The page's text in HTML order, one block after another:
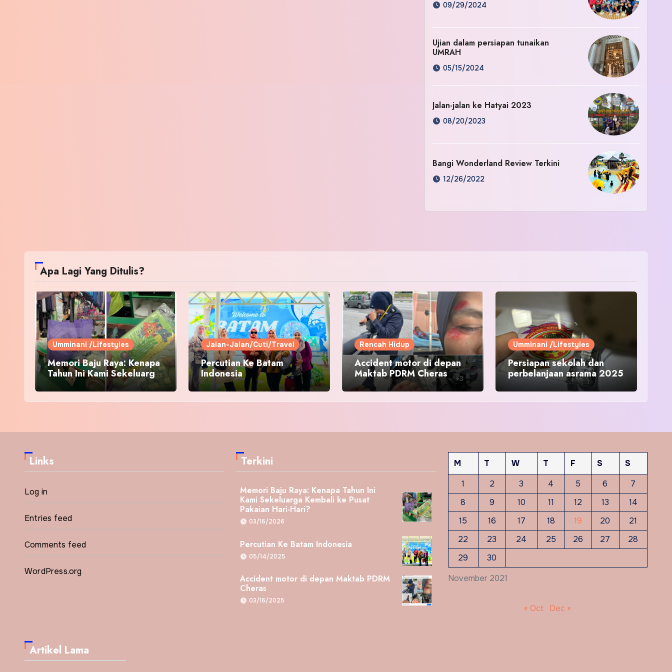
09/29/2024
Ujian dalam persiapan tunaikan
UMRAH
05/15/2024
Jalan-jalan ke Hatyai 2023
08/20/2023
Bangi Wonderland Review Terkini
12/26/2022
Apa Lagi Yang Ditulis?
Umminani /Lifestyles
Memori Baju Raya: Kenapa
Tahun Ini Kami Sekeluarga
Kembali ke Pusat Pakaian
Hari-Hari?
Jalan-Jalan/Cuti/Travel
Percutian Ke Batam
Indonesia
Rencah Hidup
Accident motor di depan
Maktab PDRM Cheras
Umminani /Lifestyles
Persiapan sekolah dan
perbelanjaan asrama 2025
Links
Log in
Entries feed
Comments feed
WordPress.org
Terkini
Memori Baju Raya: Kenapa Tahun Ini
Kami Sekeluarga Kembali ke Pusat
Pakaian Hari-Hari?
03/16/2026
Percutian Ke Batam Indonesia
05/14/2025
Accident motor di depan Maktab PDRM
Cheras
03/16/2025
November 2021
M T W T F S
S
1
2 3 4 5 6
7
8
9 10 11 12 13
14
15
16 17 18 19 20
21
22
23 24 25 26 27
28
29
30
« Oct Dec »
Artikel Lama